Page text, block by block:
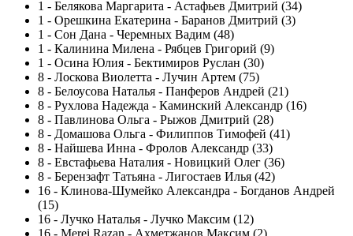
1 - Белякова Маргарита - Астафьев Дмитрий (34)
1 - Орешкина Екатерина - Баранов Дмитрий (3)
1 - Сон Дана - Черемных Вадим (48)
1 - Калинина Милена - Рябцев Григорий (9)
1 - Осина Юлия - Бектимиров Руслан (30)
8 - Лоскова Виолетта - Лучин Артем (75)
8 - Белоусова Наталья - Панферов Андрей (21)
8 - Рухлова Надежда - Каминский Александр (16)
8 - Павлинова Ольга - Рыжов Дмитрий (28)
8 - Домашова Ольга - Филиппов Тимофей (41)
8 - Найшева Инна - Фролов Александр (33)
8 - Евстафьева Наталия - Новицкий Олег (36)
8 - Берензафт Татьяна - Лигостаев Илья (42)
16 - Клинова-Шумейко Александра - Богданов Андрей
(15)
16 - Лучко Наталья - Лучко Максим (12)
16 - Merei Razan - Ахметжанов Максим (2)